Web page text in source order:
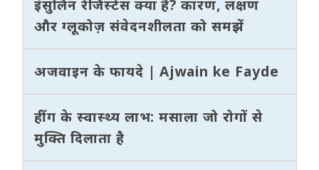
इंसुलिन रेजिस्टेंस क्या है? कारण, लक्षण
और ग्लूकोज़ संवेदनशीलता को समझें
अजवाइन के फायदे | Ajwain ke Fayde
हींग के स्वास्थ्य लाभ: मसाला जो रोगों से
मुक्ति दिलाता है